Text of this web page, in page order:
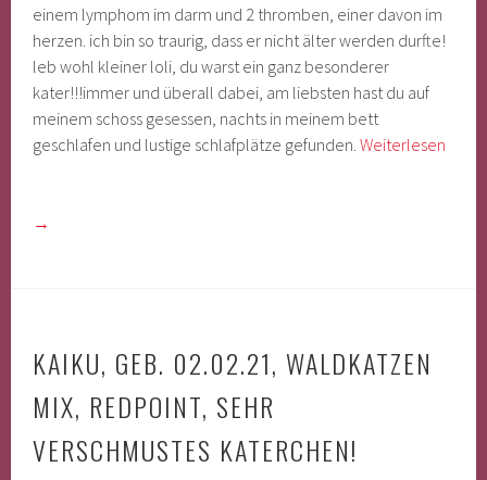
einem lymphom im darm und 2 thromben, einer davon im
herzen. ich bin so traurig, dass er nicht älter werden durfte!
leb wohl kleiner loli, du warst ein ganz besonderer
kater!!!immer und überall dabei, am liebsten hast du auf
meinem schoss gesessen, nachts in meinem bett
geschlafen und lustige schlafplätze gefunden.Weiterlesen
→
KAIKU, GEB. 02.02.21, WALDKATZEN
MIX, REDPOINT, SEHR
VERSCHMUSTES KATERCHEN!